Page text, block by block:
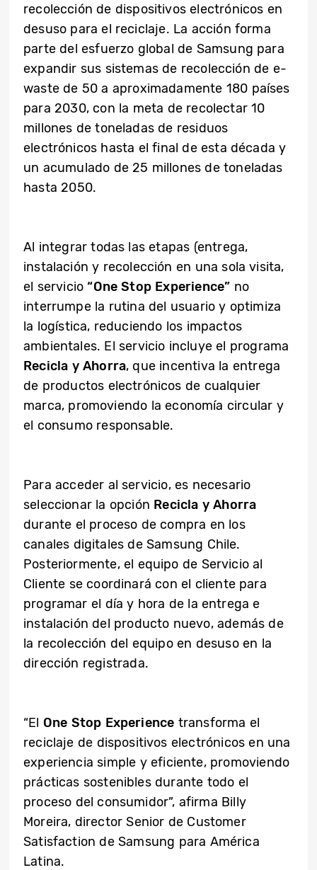
recolección de dispositivos electrónicos en
desuso para el reciclaje. La acción forma
parte del esfuerzo global de Samsung para
expandir sus sistemas de recolección de e-
waste de 50 a aproximadamente 180 países
para 2030, con la meta de recolectar 10
millones de toneladas de residuos
electrónicos hasta el final de esta década y
un acumulado de 25 millones de toneladas
hasta 2050.
Al integrar todas las etapas (entrega,
instalación y recolección en una sola visita,
el servicio“One Stop Experience” no
interrumpe la rutina del usuario y optimiza
la logística, reduciendo los impactos
ambientales. El servicio incluye el programa
Recicla y Ahorra, que incentiva la entrega
de productos electrónicos de cualquier
marca, promoviendo la economía circular y
el consumo responsable.
Para acceder al servicio, es necesario
seleccionar la opción Recicla y Ahorra
durante el proceso de compra en los
canales digitales de Samsung Chile.
Posteriormente, el equipo de Servicio al
Cliente se coordinará con el cliente para
programar el día y hora de la entrega e
instalación del producto nuevo, además de
la recolección del equipo en desuso en la
dirección registrada.
“El One Stop Experience transforma el
reciclaje de dispositivos electrónicos en una
experiencia simple y eficiente, promoviendo
prácticas sostenibles durante todo el
proceso del consumidor”, afirma Billy
Moreira, director Senior de Customer
Satisfaction de Samsung para América
Latina.